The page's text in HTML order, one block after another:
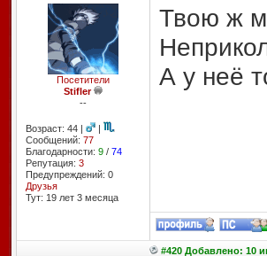
Посетители
Stifler
--
Возраст: 44 |
|
Сообщений: 77
Благодарности: 9/ 74
Репутация: 3
Предупреждений: 0
Друзья
Тут: 19 лет 3 месяцa
Твою ж
А у неё
#420 Добавлено: 10